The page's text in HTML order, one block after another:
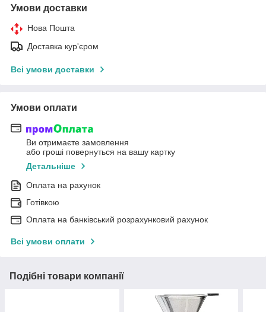
Умови доставки
Нова Пошта
Доставка кур'єром
Всі умови доставки
Умови оплати
Ви отримаєте замовлення
або гроші повернуться на вашу картку
Детальніше
Оплата на рахунок
Готівкою
Оплата на банківський розрахунковий рахунок
Всі умови оплати
Подібні товари компанії